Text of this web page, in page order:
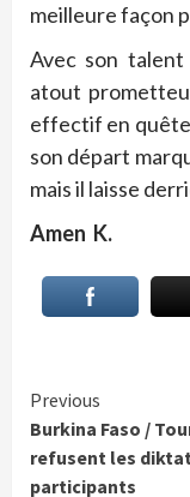
meilleure façon
Avec son
atout
effectif en
son départ
mais il laisse
Amen K.
Continue
Reading
Previous
Burkina Faso /
refusent les
participants